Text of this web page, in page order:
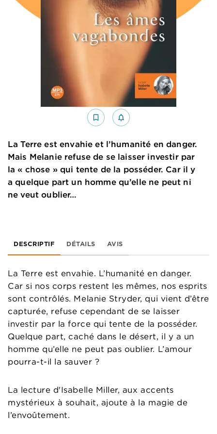
bookmark_border notifications_none_outlined
La Terre est envahie et l’humanité en danger.
Mais Melanie refuse de se laisser investir par
la « chose » qui tente de la posséder. Car il y
a quelque part un homme qu’elle ne peut ni
ne veut oublier…
DESCRIPTIF DÉTAILS AVIS
La Terre est envahie. L’humanité en danger.
Car si nos corps restent les mêmes, nos esprits
sont contrôlés. Melanie Stryder, qui vient d’être
capturée, refuse cependant de se laisser
investir par la force qui tente de la posséder.
Quelque part, caché dans le désert, il y a un
homme qu’elle ne peut pas oublier. L’amour
pourra-t-il la sauver ?
La lecture d'Isabelle Miller, aux accents
mystérieux à souhait, ajoute à la magie de
l’envoûtement.